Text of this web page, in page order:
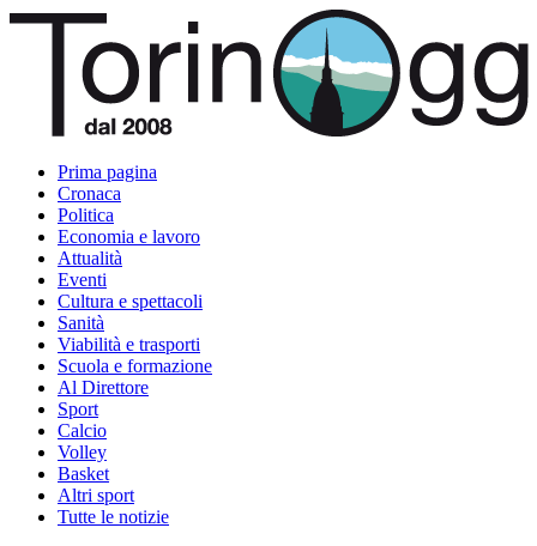
Prima pagina
Cronaca
Politica
Economia e lavoro
Attualità
Eventi
Cultura e spettacoli
Sanità
Viabilità e trasporti
Scuola e formazione
Al Direttore
Sport
Calcio
Volley
Basket
Altri sport
Tutte le notizie